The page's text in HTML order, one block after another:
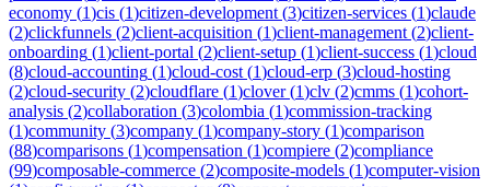
economy (1)cis (1)citizen-development (3)citizen-services (1)claude
(2)clickfunnels (2)client-acquisition (1)client-management (2)client-
onboarding (1)client-portal (2)client-setup (1)client-success (1)cloud
(8)cloud-accounting (1)cloud-cost (1)cloud-erp (3)cloud-hosting
(2)cloud-security (2)cloudflare (1)clover(1)clv (2)cmms (1)cohort-
analysis (2)collaboration (3)colombia (1)commission-tracking
(1)community (3)company (1)company-story (1)comparison
(88)comparisons (1)compensation (1)compiere (2)compliance
(99)composable-commerce (2)composite-models (1)computer-vision